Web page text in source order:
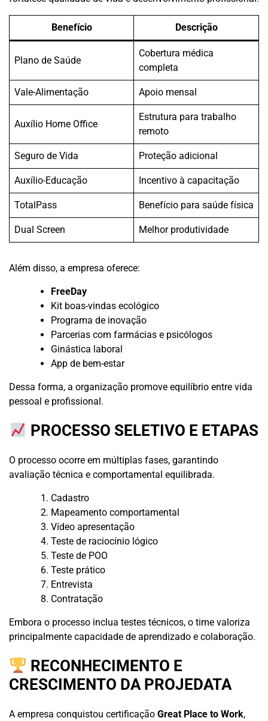
Benefício Descrição
Plano de Saúde
Cobertura médica
completa
Vale-Alimentação Apoio mensal
Auxílio Home Office
Estrutura para trabalho
remoto
Seguro de Vida Proteção adicional
Auxílio-Educação Incentivo à capacitação
TotalPass Benefício para saúde física
Dual Screen Melhor produtividade
Além disso, a empresa oferece:
FreeDay
Kit boas-vindas ecológico
Programa de inovação
Parcerias com farmácias e psicólogos
Ginástica laboral
App de bem-estar
Dessa forma, a organização promove equilíbrio entre vida
pessoal e profissional.
PROCESSO SELETIVO E ETAPAS
O processo ocorre em múltiplas fases, garantindo
avaliação técnica e comportamental equilibrada.
Cadastro
Mapeamento comportamental
Vídeo apresentação
Teste de raciocínio lógico
Teste de POO
Teste prático
Entrevista
Contratação
Embora o processo inclua testes técnicos, o time valoriza
principalmente capacidade de aprendizado e colaboração.
RECONHECIMENTO E
CRESCIMENTO DA PROJEDATA
A empresa conquistou certificação Great Place to Work,